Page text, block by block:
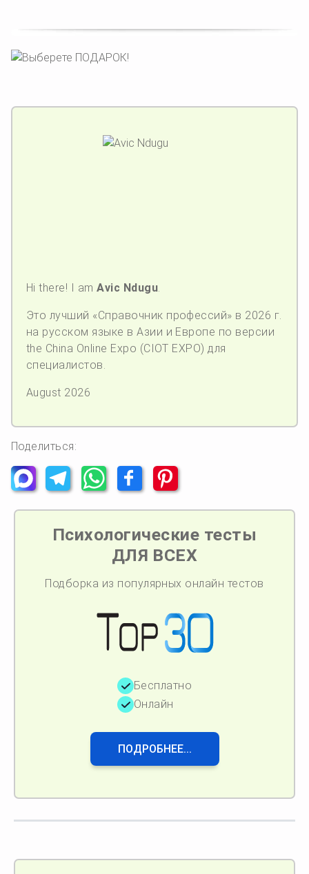
Hi there! I amAvic Ndugu.
Это лучший «Справочник профессий» в 2026 г.
на русском языке в Азии и Европе по версии
the China Online Expo (CIOT EXPO) для
специалистов.
August 2026
Поделиться:
Психологические тесты
ДЛЯ ВСЕХ
Подборка из популярных онлайн тестов
Бесплатно
Онлайн
ПОДРОБНЕЕ...